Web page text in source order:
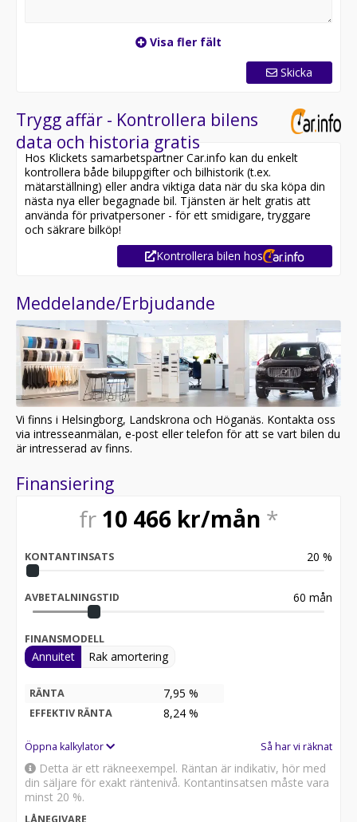
Visa fler fält
Skicka
Trygg affär - Kontrollera bilens
data och historia gratis
Hos Klickets samarbetspartner Car.info kan du enkelt
kontrollera både biluppgifter och bilhistorik (t.ex.
mätarställning) eller andra viktiga data när du ska köpa din
nästa nya eller begagnade bil. Tjänsten är helt gratis att
använda för privatpersoner - för ett smidigare, tryggare
och säkrare bilköp!
Kontrollera bilen hos
Meddelande/Erbjudande
Vi finns i Helsingborg, Landskrona och Höganäs. Kontakta oss
via intresseanmälan, e-post eller telefon för att se vart bilen du
är intresserad av finns.
Finansiering
fr 10 466 kr/mån *
KONTANTINSATS 20 %
AVBETALNINGSTID 60 mån
FINANSMODELL
Annuitet Rak amortering
RÄNTA 7,95 %
EFFEKTIV RÄNTA 8,24 %
Öppna kalkylator Så har vi räknat
Detta är ett räkneexempel. Räntan är indikativ, hör med
din säljare för exakt räntenivå. Kontantinsatsen måste vara
minst 20 %.